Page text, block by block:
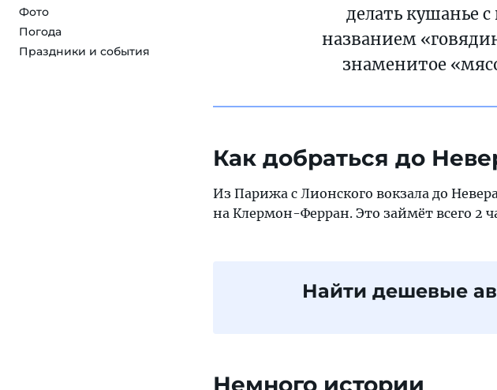
Фото
Погода
Праздники и события
делать кушанье
названием
знаменитое
Как добраться до
Из Парижа с Лионского вокзала до
на Клермон-Ферран. Это займёт всего 2
Найти дешевые
Немного истории